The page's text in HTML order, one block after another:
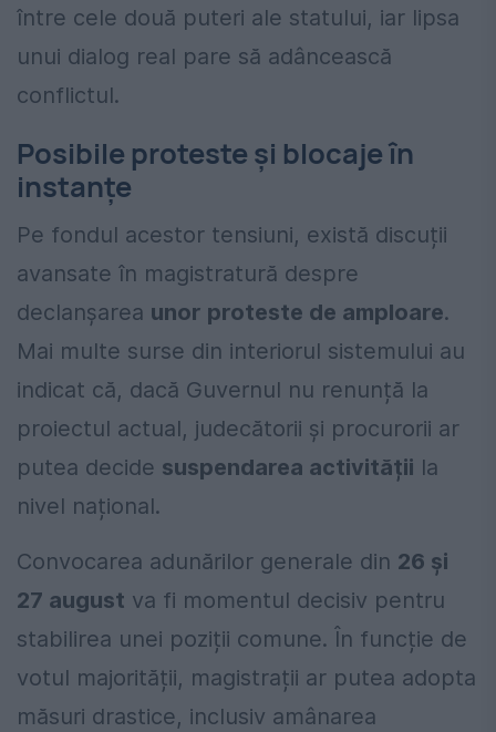
între cele două puteri ale statului, iar lipsa
unui dialog real pare să adâncească
conflictul.
Posibile proteste și blocaje în
instanțe
Pe fondul acestor tensiuni, există discuții
avansate în magistratură despre
declanșarea unor proteste de amploare.
Mai multe surse din interiorul sistemului au
indicat că, dacă Guvernul nu renunță la
proiectul actual, judecătorii și procurorii ar
putea decide suspendarea activității la
nivel național.
Convocarea adunărilor generale din 26 și
27 august va fi momentul decisiv pentru
stabilirea unei poziții comune. În funcție de
votul majorității, magistrații ar putea adopta
măsuri drastice, inclusiv amânarea